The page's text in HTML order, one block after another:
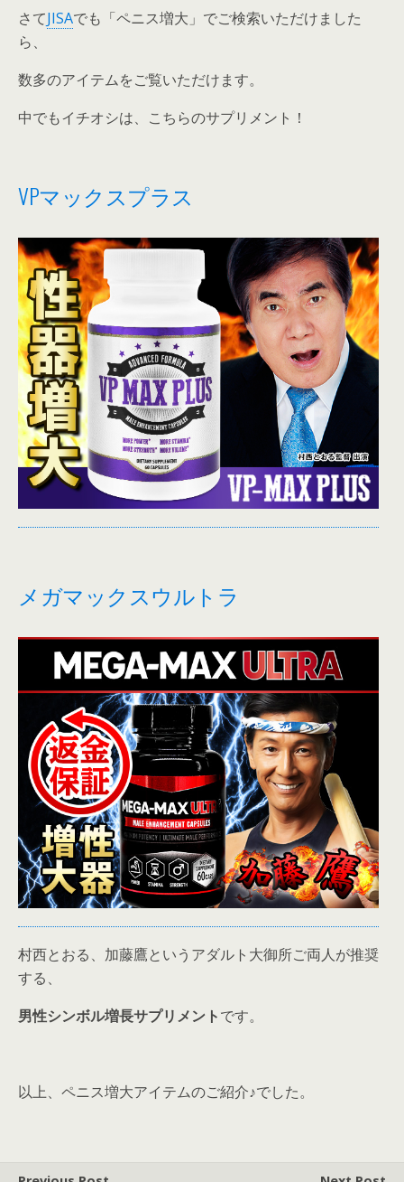
さてJISAでも「ペニス増大」でご検索いただけました
ら、
数多のアイテムをご覧いただけます。
中でもイチオシは、こちらのサプリメント！
VPマックスプラス
メガマックスウルトラ
村西とおる、加藤鷹というアダルト大御所ご両人が推奨
する、
男性シンボル増長サプリメントです。
以上、ペニス増大アイテムのご紹介♪でした。